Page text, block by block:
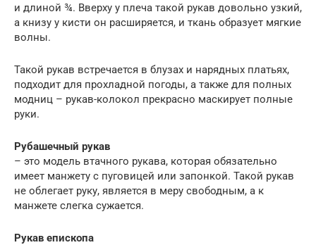
и длиной ¾. Вверху у плеча такой рукав довольно узкий,
а книзу у кисти он расширяется, и ткань образует мягкие
волны.
Такой рукав встречается в блузах и нарядных платьях,
подходит для прохладной погоды, а также для полных
модниц – рукав-колокол прекрасно маскирует полные
руки.
Рубашечный рукав
– это модель втачного рукава, которая обязательно
имеет манжету с пуговицей или запонкой. Такой рукав
не облегает руку, является в меру свободным, а к
манжете слегка сужается.
Рукав епископа